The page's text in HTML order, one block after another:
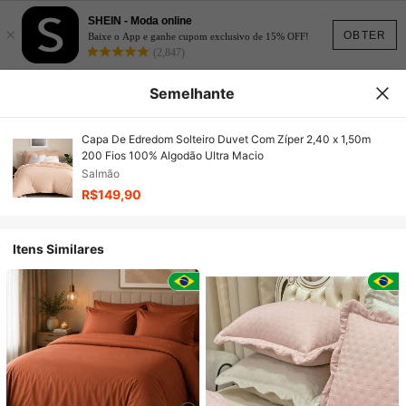
OBTER
×
SHEIN - Moda online
Baixe o App e ganhe cupom exclusivo de 15% OFF!
(2,847)
Semelhante
Capa De Edredom Solteiro Duvet Com Zíper 2,40 x 1,50m
200 Fios 100% Algodão Ultra Macio
Salmão
R$149,90
Itens Similares